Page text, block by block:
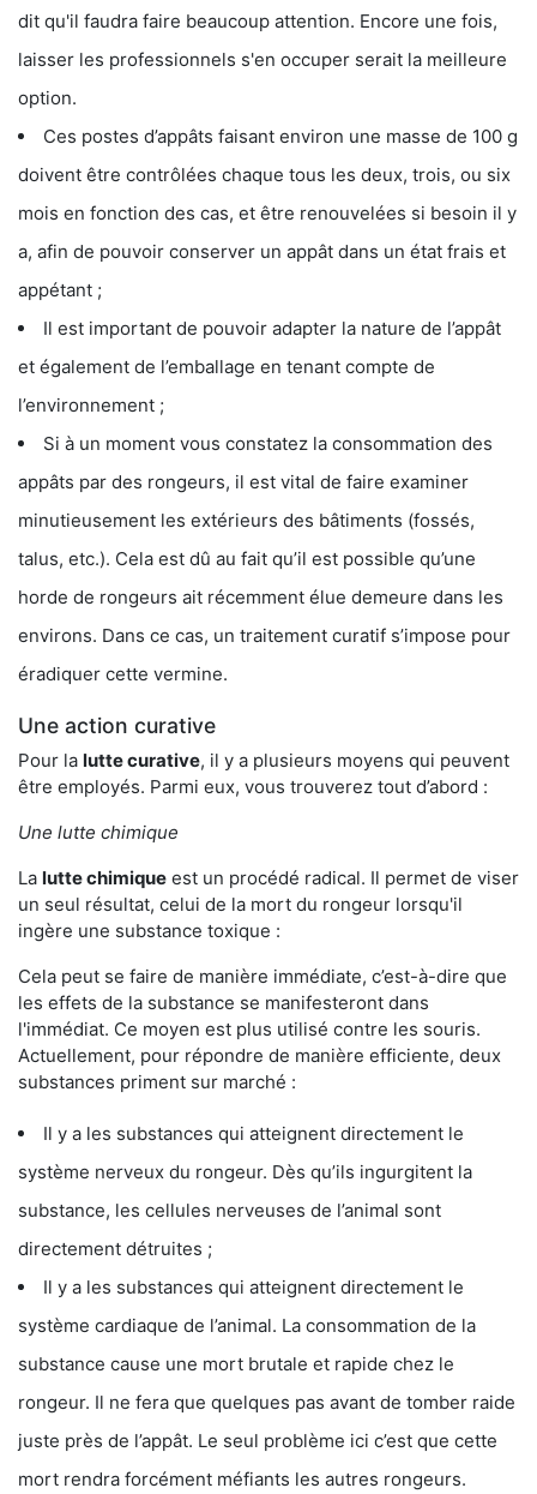
dit qu'il faudra faire beaucoup attention. Encore une fois,
laisser les professionnels s'en occuper serait la meilleure
option.
Ces postes d’appâts faisant environ une masse de 100 g
doivent être contrôlées chaque tous les deux, trois, ou six
mois en fonction des cas, et être renouvelées si besoin il y
a, afin de pouvoir conserver un appât dans un état frais et
appétant ;
Il est important de pouvoir adapter la nature de l’appât
et également de l’emballage en tenant compte de
l’environnement ;
Si à un moment vous constatez la consommation des
appâts par des rongeurs, il est vital de faire examiner
minutieusement les extérieurs des bâtiments (fossés,
talus, etc.). Cela est dû au fait qu’il est possible qu’une
horde de rongeurs ait récemment élue demeure dans les
environs. Dans ce cas, un traitement curatif s’impose pour
éradiquer cette vermine.
Une action curative
Pour la lutte curative, il y a plusieurs moyens qui peuvent
être employés. Parmi eux, vous trouverez tout d’abord :
Une lutte chimique
La lutte chimique est un procédé radical. Il permet de viser
un seul résultat, celui de la mort du rongeur lorsqu'il
ingère une substance toxique :
Cela peut se faire de manière immédiate, c’est-à-dire que
les effets de la substance se manifesteront dans
l'immédiat. Ce moyen est plus utilisé contre les souris.
Actuellement, pour répondre de manière efficiente, deux
substances priment sur marché :
Il y a les substances qui atteignent directement le
système nerveux du rongeur. Dès qu’ils ingurgitent la
substance, les cellules nerveuses de l’animal sont
directement détruites ;
Il y a les substances qui atteignent directement le
système cardiaque de l’animal. La consommation de la
substance cause une mort brutale et rapide chez le
rongeur. Il ne fera que quelques pas avant de tomber raide
juste près de l’appât. Le seul problème ici c’est que cette
mort rendra forcément méfiants les autres rongeurs.